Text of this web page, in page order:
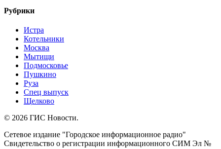
Рубрики
Истра
Котельники
Москва
Мытищи
Подмосковье
Пушкино
Руза
Спец выпуск
Щелково
© 2026 ГИС Новости.
Сетевое издание "Городское информационное радио"
Свидетельство о регистрации информационного СИМ Эл №